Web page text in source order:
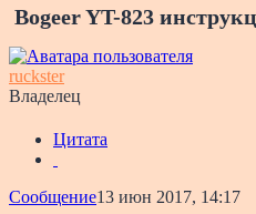
Bogeer YT-823
ruckster
Владелец
Цитата
Сообщение13 июн 2017, 14:17